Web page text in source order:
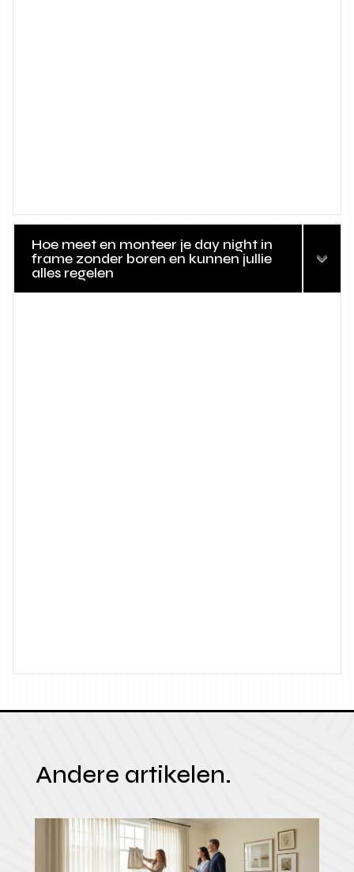
Hoe meet en monteer je day night in
frame zonder boren en kunnen jullie
alles regelen
Andere artikelen.